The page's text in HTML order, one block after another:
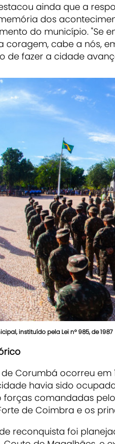
ainda que a
dos
do município. "Se
coragem, cabe a nós,
de fazer a cidade
instituído pela Lei nº 985, de 1987
Corumbá ocorreu em
havia sido
forças comandadas
de Coimbra e os
reconquista foi